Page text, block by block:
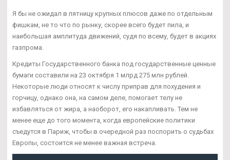
Я бы не ожидал в пятницу крупных плюсов даже по отдельным
фишкам, не то что по рынку, скорее всего будет пила, и
наибольшая амплитуда движений, судя по всему, будет в акциях
газпрома.
Кредиты Государственного банка под государственные ценные
бумаги составили на 23 октября 1 млрд 275 млн рублей.
Некоторые люди относят к числу приправ для похудения и
горчицу, однако она, на самом деле, помогает телу не
избавляться от жира, а наоборот, его накапливать. Тем не
менее еще до того момента, когда европейские политики
съедутся в Париж, чтобы в очередной раз поспорить о судьбах
Европы, состоится не менее важная встреча.